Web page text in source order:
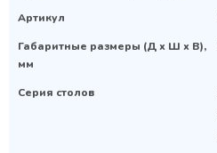
Артикул
Габаритные размеры (Д х Ш х В),
мм
Серия столов